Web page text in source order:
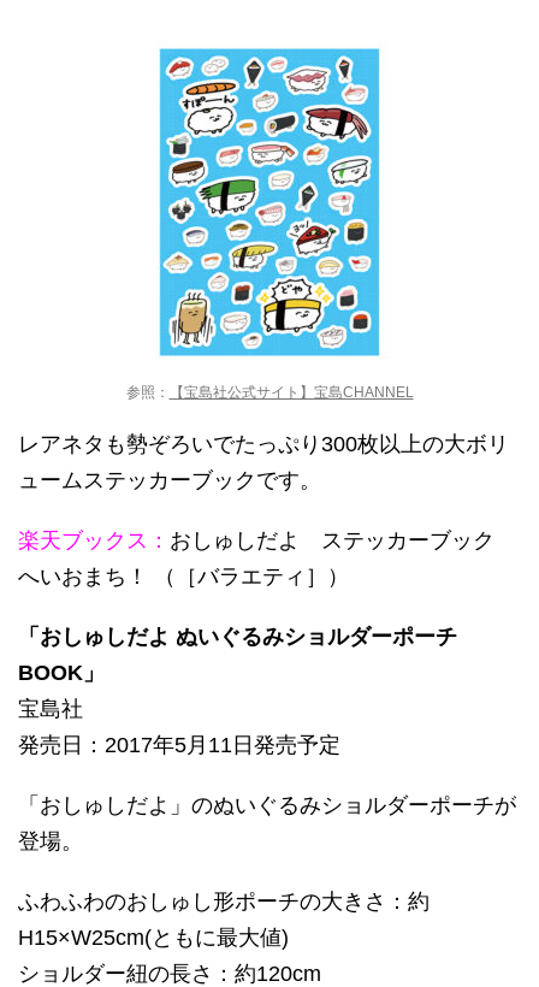
参照： 【宝島社公式サイト】宝島CHANNEL
レアネタも勢ぞろいでたっぷり300枚以上の大ボリ
ュームステッカーブックです。
楽天ブックス： おしゅしだよ ステッカーブック
へいおまち！ （［バラエティ］）
「おしゅしだよ ぬいぐるみショルダーポーチ
BOOK」
宝島社
発売日：2017年5月11日発売予定
「おしゅしだよ」のぬいぐるみショルダーポーチが
登場。
ふわふわのおしゅし形ポーチの大きさ：約
H15×W25cm(ともに最大値)
ショルダー紐の長さ：約120cm